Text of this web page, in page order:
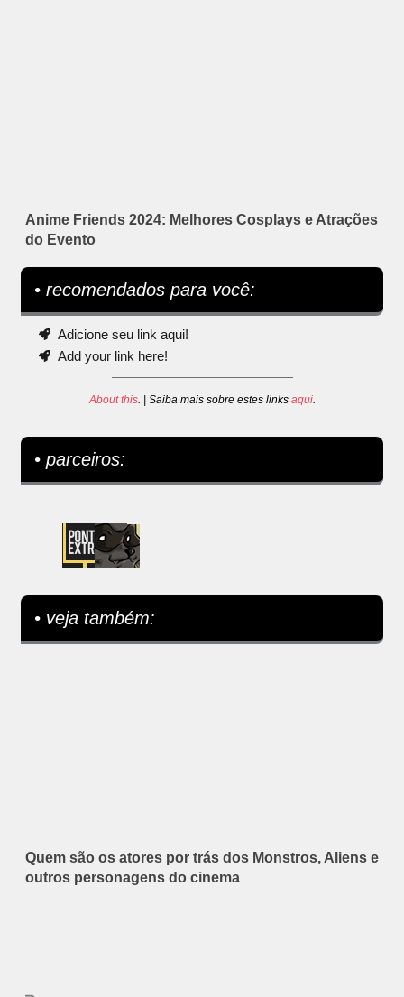
Anime Friends 2024: Melhores Cosplays e Atrações
do Evento
• recomendados para você:
Adicione seu link aqui!
Add your link here!
About this. | Saiba mais sobre estes links aqui.
• parceiros:
• veja também:
Quem são os atores por trás dos Monstros, Aliens e
outros personagens do cinema